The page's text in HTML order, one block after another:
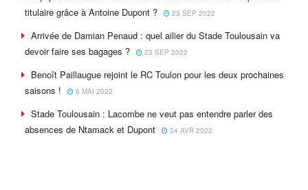
titulaire grâce à Antoine Dupont ?
23 SEP 2022
Arrivée de Damian Penaud : quel ailier du Stade Toulousain va
devoir faire ses bagages ?
23 SEP 2022
Benoît Paillaugue rejoint le RC Toulon pour les deux prochaines
saisons !
6 MAI 2022
Stade Toulousain : Lacombe ne veut pas entendre parler des
absences de Ntamack et Dupont
24 AVR 2022